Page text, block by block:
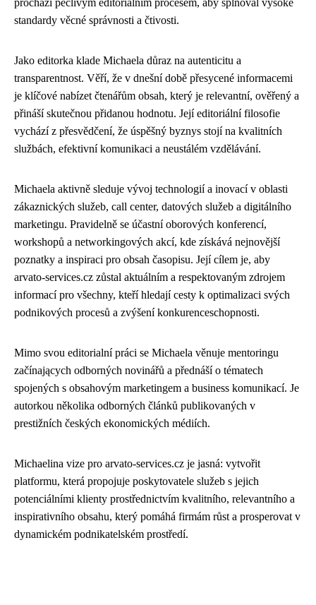
prochází pečlivým editorialním procesem, aby splňoval vysoké
standardy věcné správnosti a čtivosti.
Jako editorka klade Michaela důraz na autenticitu a
transparentnost. Věří, že v dnešní době přesycené informacemi
je klíčové nabízet čtenářům obsah, který je relevantní, ověřený a
přináší skutečnou přidanou hodnotu. Její editoriální filosofie
vychází z přesvědčení, že úspěšný byznys stojí na kvalitních
službách, efektivní komunikaci a neustálém vzdělávání.
Michaela aktivně sleduje vývoj technologií a inovací v oblasti
zákaznických služeb, call center, datových služeb a digitálního
marketingu. Pravidelně se účastní oborových konferencí,
workshopů a networkingových akcí, kde získává nejnovější
poznatky a inspiraci pro obsah časopisu. Její cílem je, aby
arvato-services.cz zůstal aktuálním a respektovaným zdrojem
informací pro všechny, kteří hledají cesty k optimalizaci svých
podnikových procesů a zvýšení konkurenceschopnosti.
Mimo svou editorialní práci se Michaela věnuje mentoringu
začínających odborných novinářů a přednáší o tématech
spojených s obsahovým marketingem a business komunikací. Je
autorkou několika odborných článků publikovaných v
prestižních českých ekonomických médiích.
Michaelina vize pro arvato-services.cz je jasná: vytvořit
platformu, která propojuje poskytovatele služeb s jejich
potenciálními klienty prostřednictvím kvalitního, relevantního a
inspirativního obsahu, který pomáhá firmám růst a prosperovat v
dynamickém podnikatelském prostředí.